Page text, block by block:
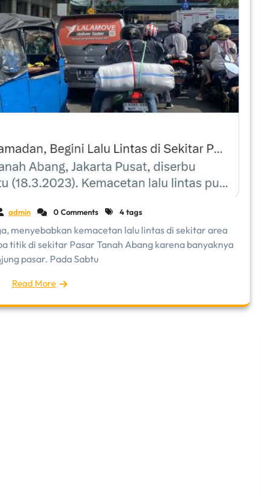
admin 0 Comments 4 tags
menyebabkan kemacetan lalu lintas di sekitar area
titik di sekitar Pasar Tanah Abang karena banyaknya
pasar. Pada Sabtu
Read More